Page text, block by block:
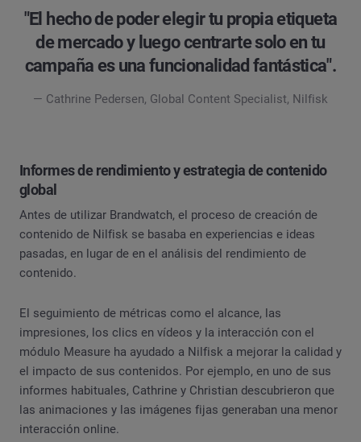
"El hecho de poder elegir tu propia etiqueta
de mercado y luego centrarte solo en tu
campaña es una funcionalidad fantástica".
— Cathrine Pedersen, Global Content Specialist, Nilfisk
Informes de rendimiento y estrategia de contenido
global
Antes de utilizar Brandwatch, el proceso de creación de
contenido de Nilfisk se basaba en experiencias e ideas
pasadas, en lugar de en el análisis del rendimiento de
contenido.
El seguimiento de métricas como el alcance, las
impresiones, los clics en vídeos y la interacción con el
módulo Measure ha ayudado a Nilfisk a mejorar la calidad y
el impacto de sus contenidos. Por ejemplo, en uno de sus
informes habituales, Cathrine y Christian descubrieron que
las animaciones y las imágenes fijas generaban una menor
interacción online.